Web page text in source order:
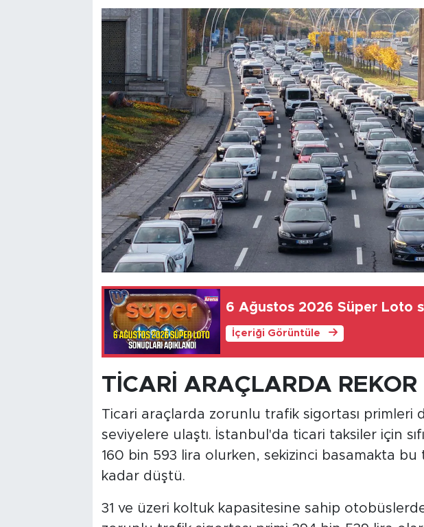
6 Ağustos 2026 Süper Loto
İçeriği Görüntüle
TİCARİ ARAÇLARDA REKOR
Ticari araçlarda zorunlu trafik sigortası primleri
seviyelere ulaştı. İstanbul'da ticari taksiler için
160 bin 593 lira olurken, sekizinci basamakta
kadar düştü.
31 ve üzeri koltuk kapasitesine sahip